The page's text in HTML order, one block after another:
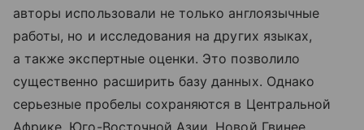
авторы использовали не только англоязычные
работы, но и исследования на других языках,
а также экспертные оценки. Это позволило
существенно расширить базу данных. Однако
серьезные пробелы сохраняются в Центральной